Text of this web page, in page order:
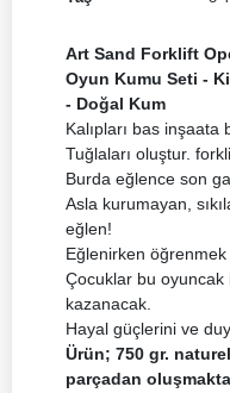
Art Sand Forklift
Oyun Kumu Seti -
- Doğal Kum
Kalıpları bas inşaata
Tuğlaları oluştur.
Burda eğlence son
Asla kurumayan,
eğlen!
Eğlenirken
Çocuklar bu
kazanacak.
Hayal güçlerini ve
Ürün; 750 gr. n
parçadan